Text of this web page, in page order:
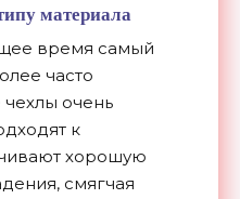
материала
время самый
часто
очень
к
хорошую
смягчая